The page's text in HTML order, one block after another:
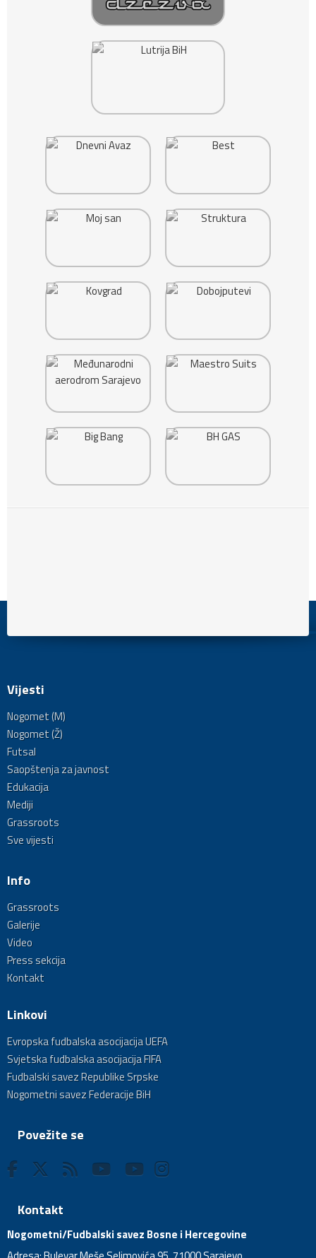
Vijesti
Nogomet (M)
Nogomet (Ž)
Futsal
Saopštenja za javnost
Edukacija
Mediji
Grassroots
Sve vijesti
Info
Grassroots
Galerije
Video
Press sekcija
Kontakt
Linkovi
Evropska fudbalska asocijacija UEFA
Svjetska fudbalska asocijacija FIFA
Fudbalski savez Republike Srpske
Nogometni savez Federacije BiH
Povežite se
Kontakt
Nogometni/Fudbalski savez Bosne i Hercegovine